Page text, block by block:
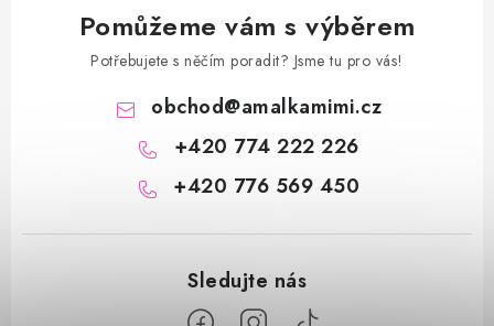
Pomůžeme vám s výběrem
Potřebujete s něčím poradit? Jsme tu pro vás!
obchod@amalkamimi.cz
+420 774 222 226
+420 776 569 450